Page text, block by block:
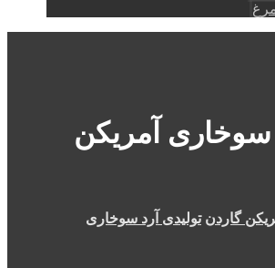
سوخاری آمریکن
گاردن تولیدی آرد سوخاری